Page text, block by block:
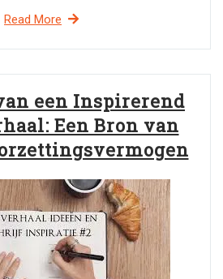
Read More
een Inspirerend
Een Bron van